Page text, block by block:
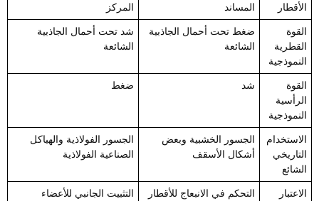
الأقطار
المساند
المركز
القوة
القطرية
النموذجية
ضغط تحت أحمال الجاذبية
الشائعة
شد تحت أحمال الجاذبية
الشائعة
القوة
الرأسية
النموذجية
شد ضغط
الاستخدام
التاريخي
الشائع
الجسور الخشبية وبعض
أشكال الأسقف
الجسور الفولاذية والهياكل
الصناعية الفولاذية
الاعتبار
التحكم في الانبعاج للأقطار
التثبيت الجانبي للأعضاء